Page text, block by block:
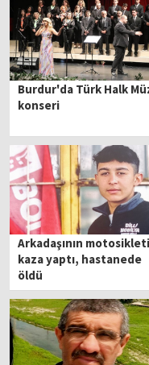
Burdur'da Türk Halk
konseri
Arkadaşının
kaza yaptı, hastanede
öldü